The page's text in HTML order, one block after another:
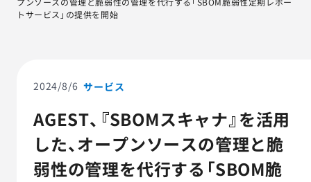
脆弱性リスク管理ツール
TFACT (AIテストツール)
トサービス」の提供を開始
2024/8/6 サービス
AGEST、『SBOMスキャナ』を活用
した、オープンソースの管理と脆
弱性の管理を代行する「SBOM脆